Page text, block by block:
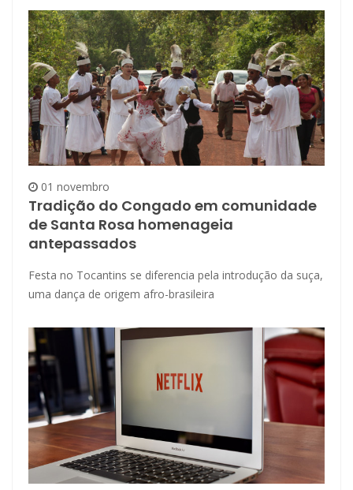
01 novembro
Tradição do Congado em comunidade
de Santa Rosa homenageia
antepassados
Festa no Tocantins se diferencia pela introdução da suça,
uma dança de origem afro-brasileira